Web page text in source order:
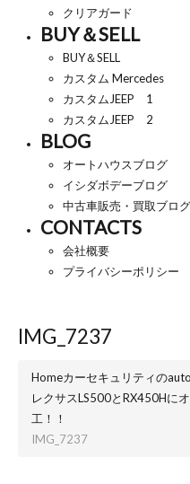
クリアガード
BUY＆SELL
BUY＆SELL
カスタム Mercedes
カスタムJEEP 1
カスタムJEEP 2
BLOG
オートハウスブログ
イシダボデーブログ
中古車販売・買取ブログ
CONTACTS
会社概要
プライバシーポリシー
IMG_7237
Homeカーセキュリティの
レクサスLS500とRX450Hに
工！！
IMG_7237